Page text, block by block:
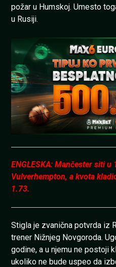
požar u Humskoj. Umesto
u Rusiji.
ENGLESKA: Mančester siti u
Vulverhempton, a kvota
1.73.
Stigla je zvanična potvrda iz
trener Nižnjeg Novgoroda.
godine, a u njemu ne postoji
ukoliko ne bude uspeo da